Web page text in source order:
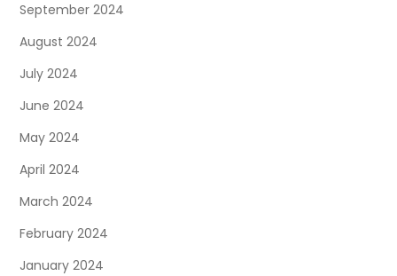
September 2024
August 2024
July 2024
June 2024
May 2024
April 2024
March 2024
February 2024
January 2024